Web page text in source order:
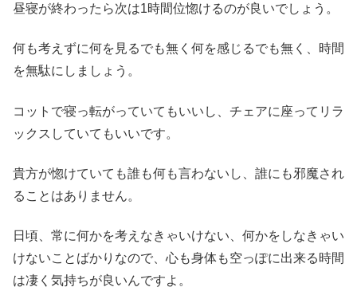
昼寝が終わったら次は1時間位惚けるのが良いでしょう。
何も考えずに何を見るでも無く何を感じるでも無く、時間
を無駄にしましょう。
コットで寝っ転がっていてもいいし、チェアに座ってリラ
ックスしていてもいいです。
貴方が惚けていても誰も何も言わないし、誰にも邪魔され
ることはありません。
日頃、常に何かを考えなきゃいけない、何かをしなきゃい
けないことばかりなので、心も身体も空っぽに出来る時間
は凄く気持ちが良いんですよ。